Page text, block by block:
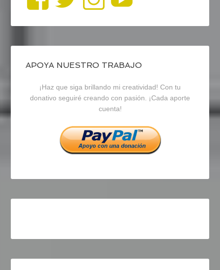
perfil
de
blogrecursosep
en
Facebook
perfil
de
recursosep
en
Twitter
perfil
de
recursosep
en
Instagram
APOYA NUESTRO TRABAJO
¡Haz que siga brillando mi creatividad! Con tu
donativo seguiré creando con pasión. ¡Cada aporte
cuenta!